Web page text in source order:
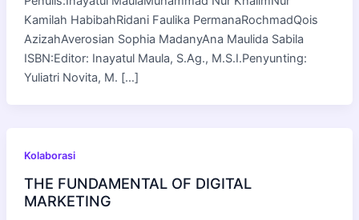
Kamilah HabibahRidani Faulika PermanaRochmadQois
AzizahAverosian Sophia MadanyAna Maulida Sabila
ISBN:Editor: Inayatul Maula, S.Ag., M.S.I.Penyunting:
Yuliatri Novita, M. […]
Kolaborasi
THE FUNDAMENTAL OF DIGITAL
MARKETING